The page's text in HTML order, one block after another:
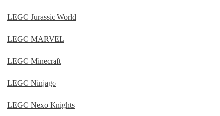
LEGO Jurassic World
LEGO MARVEL
LEGO Minecraft
LEGO Ninjago
LEGO Nexo Knights